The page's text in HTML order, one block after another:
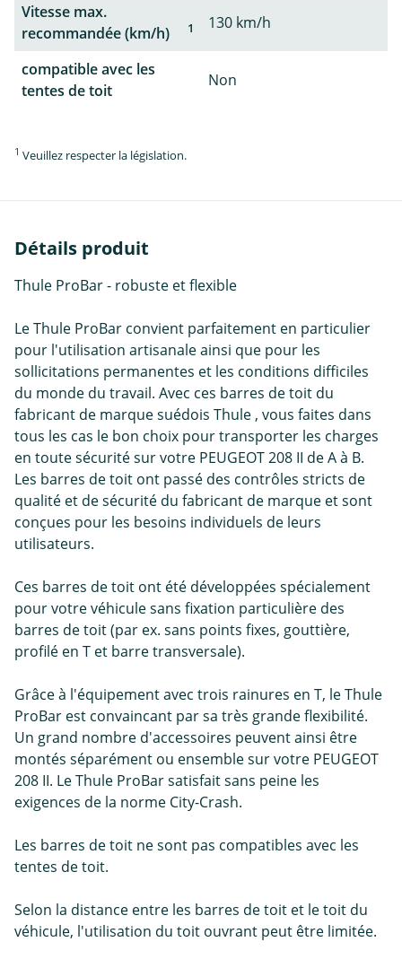
Vitesse max.
recommandée (km/h)
1 130 km/h
compatible avec les
tentes de toit
Non
1 Veuillez respecter la législation.
Détails produit
Thule ProBar - robuste et flexible
Le Thule ProBar convient parfaitement en particulier
pour l'utilisation artisanale ainsi que pour les
sollicitations permanentes et les conditions difficiles
du monde du travail. Avec ces barres de toit du
fabricant de marque suédois Thule , vous faites dans
tous les cas le bon choix pour transporter les charges
en toute sécurité sur votre PEUGEOT 208 II de A à B.
Les barres de toit ont passé des contrôles stricts de
qualité et de sécurité du fabricant de marque et sont
conçues pour les besoins individuels de leurs
utilisateurs.
Ces barres de toit ont été développées spécialement
pour votre véhicule sans fixation particulière des
barres de toit (par ex. sans points fixes, gouttière,
profilé en T et barre transversale).
Grâce à l'équipement avec trois rainures en T, le Thule
ProBar est convaincant par sa très grande flexibilité.
Un grand nombre d'accessoires peuvent ainsi être
montés séparément ou ensemble sur votre PEUGEOT
208 II. Le Thule ProBar satisfait sans peine les
exigences de la norme City-Crash.
Les barres de toit ne sont pas compatibles avec les
tentes de toit.
Selon la distance entre les barres de toit et le toit du
véhicule, l'utilisation du toit ouvrant peut être limitée.